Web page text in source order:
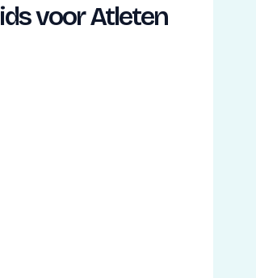
voor Atleten